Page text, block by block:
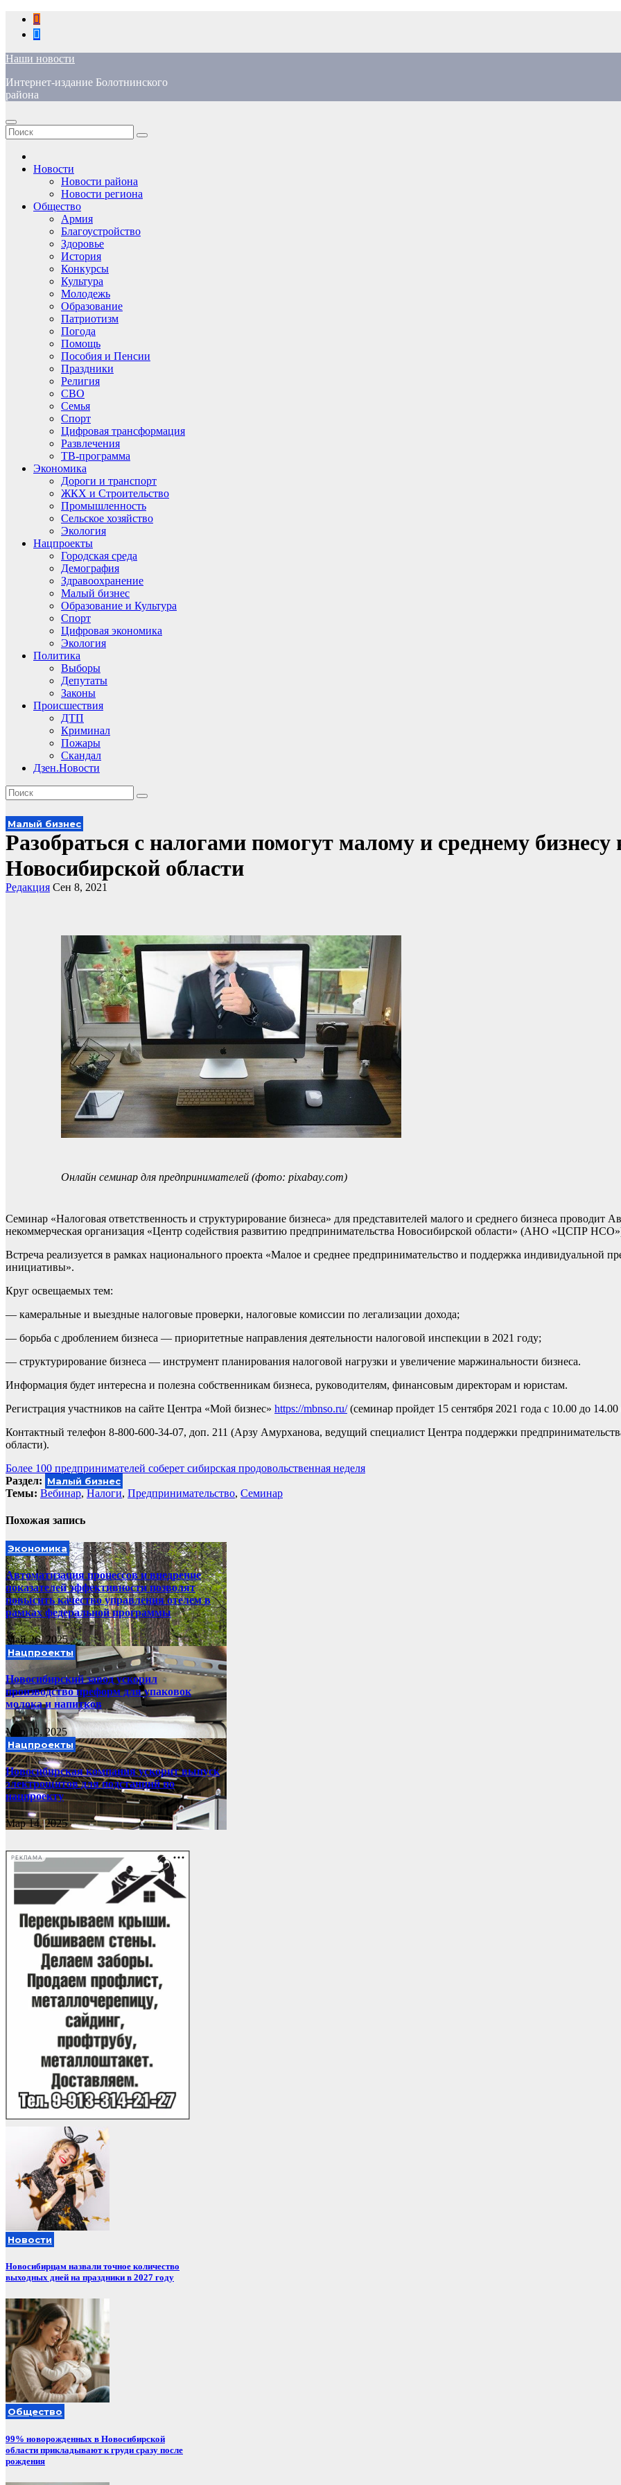
Перейти
содержимому
Наши новости
Интернет-издание Болотнинского
района
Новости
Новости района
Новости региона
Общество
Армия
Благоустройство
Здоровье
История
Конкурсы
Культура
Молодежь
Образование
Патриотизм
Погода
Помощь
Пособия и Пенсии
Праздники
Религия
СВО
Семья
Спорт
Цифровая трансформация
Развлечения
ТВ-программа
Экономика
Дороги и транспорт
ЖКХ и Строительство
Промышленность
Сельское хозяйство
Экология
Нацпроекты
Городская среда
Демография
Здравоохранение
Малый бизнес
Образование и Культура
Спорт
Цифровая экономика
Экология
Политика
Выборы
Депутаты
Законы
Происшествия
ДТП
Криминал
Пожары
Скандал
Дзен.Новости
Малый бизнес
Разобраться с налогами помогут малому и среднему бизнесу
Новосибирской области
Редакция Сен 8, 2021
Онлайн семинар для предпринимателей (фото: pixabay.com)
Семинар «Налоговая ответственность и структурирование бизнеса» для представителей малого и среднего бизнеса проводит
некоммерческая организация «Центр содействия развитию предпринимательства Новосибирской области» (АНО «ЦСПР
Встреча реализуется в рамках национального проекта «Малое и среднее предпринимательство и поддержка индивидуальной
инициативы».
Круг освещаемых тем:
— камеральные и выездные налоговые проверки, налоговые комиссии по легализации дохода;
— борьба с дроблением бизнеса — приоритетные направления деятельности налоговой инспекции в 2021 году;
— структурирование бизнеса — инструмент планирования налоговой нагрузки и увеличение маржинальности бизнеса.
Информация будет интересна и полезна собственникам бизнеса, руководителям, финансовым директорам и юристам.
Регистрация участников на сайте Центра «Мой бизнес» https://mbnso.ru/(семинар пройдет 15 сентября 2021 года с 10.00 до
Контактный телефон 8-800-600-34-07, доп. 211 (Арзу Амурханова, ведущий специалист Центра поддержки
области).
Навигация
по
Более 100 предпринимателей соберет сибирская продовольственная неделя
Раздел: Малый бизнес
Темы: Вебинар, Налоги, Предпринимательство, Семинар
Похожая запись
Экономика
Автоматизация процессов и внедрение
показателей эффективности позволят
повысить качество управления отелем в
рамках федеральной программы
Май 26, 2025
Нацпроекты
Новосибирский завод ускорил
производство преформ для упаковок
молока и напитков
Мар 19, 2025
Нацпроекты
Новосибирская компания ускорит выпуск
электрощитов для подстанций по
нацпроекту
Мар 14, 2025
РЕКЛАМА
Новости
Новосибирцам назвали точное количество
выходных дней на праздники в 2027 году
Общество
99% новорожденных в Новосибирской
области прикладывают к груди сразу после
рождения